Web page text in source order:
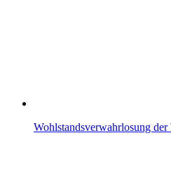
Wohlstandsverwahrlosung